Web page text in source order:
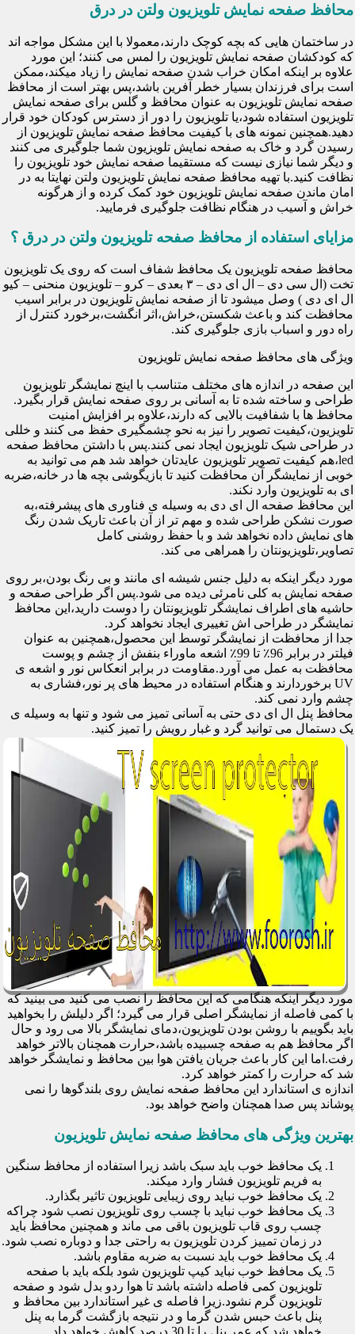
محافظ صفحه نمایش تلویزیون ولتن در درق
در ساختمان هایی که بچه کوچک دارند،معمولا با این مشکل مواجه اند
که کودکشان صفحه نمایش تلویزیون را لمس می کنند؛ این مورد
علاوه بر اینکه امکان خراب شدن صفحه نمایش را زیاد میکند،ممکن
است برای فرزندان بسیار خطر آفرین باشد،پس بهتر است از محافظ
صفحه نمایش تلویزیون به عنوان محافظ و گلس برای صفحه نمایش
تلویزیون استفاده شود،یا تلویزیون را دور از دسترس کودکان خود قرار
دهید.همچنین نمونه های با کیفیت محافظ صفحه نمایش تلویزیون از
رسیدن گرد و خاک به صفحه نمایش تلویزیون شما جلوگیری می کنند
و دیگر شما نیازی نیست که مستقیما صفحه نمایش خود تلویزیون را
نظافت کنید.با تهیه محافظ صفحه نمایش تلویزیون ولتن نهایتا به در
امان ماندن صفحه نمایش تلویزیون خود کمک کرده و از هرگونه
خراش و آسیب در هنگام نظافت جلوگیری فرمایید.
مزایای استفاده از محافظ صفحه تلویزیون ولتن در درق ؟
محافظ صفحه تلویزیون یک محافظ شفاف است که روی یک تلویزیون
تخت (ال سی دی – ال ای دی – ۳ بعدی – کرو – تلویزیون منحنی – کیو
ال ای دی ) وصل میشود تا از صفحه نمایش تلویزیون در برابر اسیب
محافظت کند و باعث شکستن،خراش،اثر انگشت،برخورد کنترل از
راه دور و اسباب بازی جلوگیری کند.
ویژگی های محافظ صفحه نمایش تلویزیون
این صفحه در اندازه های مختلف متناسب با اینچ نمایشگر تلویزیون
طراحی و ساخته شده تا به آسانی بر روی صفحه نمایش قرار بگیرد.
محافظ ها با شفافیت بالایی که دارند،علاوه بر افزایش امنیت
تلویزیون،کیفیت تصویر را نیز به نحو چشمگیری حفظ می کنند و خللی
در طراحی شیک تلویزیون ایجاد نمی کنند.پس با داشتن محافظ صفحه
led،هم کیفیت تصویر تلویزیون عایدتان خواهد شد هم می توانید به
خوبی از نمایشگر آن محافظت کنید تا بازیگوشی بچه ها در خانه،ضربه
ای به تلویزیون وارد نکند.
این محافظ صفحه ال ای دی به وسیله ی فناوری های پیشرفته،به
صورت نشکن طراحی شده و مهم تر از آن باعث تاریک شدن رنگ
های نمایش داده نخواهد شد و با حفظ روشنی کامل
تصاویر،تلویزیونتان را همراهی می کند.
مورد دیگر اینکه به دلیل جنس شیشه ای مانند و بی رنگ بودن،بر روی
صفحه نمایش به کلی نامرئی دیده می شود.پس اگر طراحی صفحه و
حاشیه های اطراف نمایشگر تلویزیونتان را دوست دارید،این محافظ
نمایشگر در طراحی اش تغییری ایجاد نخواهد کرد.
جدا از محافظت از نمایشگر توسط این محصول،همچنین به عنوان
فیلتر در برابر 96٪ تا 99٪ اشعه ماوراء بنفش از چشم و پوست
محافظت به عمل می آورد.مقاومت در برابر انعکاس نور و اشعه ی
UV برخوردارند و هنگام استفاده در محیط های پر نور،فشاری به
چشم وارد نمی کند.
محافظ پنل ال ای دی حتی به آسانی تمیز می شود و تنها به وسیله ی
یک دستمال می توانید گرد و غبار رویش را تمیز کنید.
مورد دیگر اینکه هنگامی که این محافظ را نصب می کنید می بینید که
با کمی فاصله از نمایشگر اصلی قرار می گیرد؛ اگر دلیلش را بخواهید
باید بگوییم با روشن بودن تلویزیون،دمای نمایشگر بالا می رود و حال
اگر محافظ هم به صفحه چسبیده باشد،حرارت همچنان بالاتر خواهد
رفت.اما این کار باعث جریان یافتن هوا بین محافظ و نمایشگر خواهد
شد که حرارت را کمتر خواهد کرد.
اندازه ی استاندارد این محافظ صفحه نمایش روی بلندگوها را نمی
پوشاند پس صدا همچنان واضح خواهد بود.
بهترین ویژگی های محافظ صفحه نمایش تلویزیون
یک محافظ خوب باید سبک باشد زیرا استفاده از محافظ سنگین
به فریم تلویزیون فشار وارد میکند.
یک محافظ خوب نباید روی زیبایی تلویزیون تاثیر بگذارد.
یک محافظ خوب نباید با چسب روی تلویزیون نصب شود چراکه
چسب روی قاب تلویزیون باقی می ماند و همچنین محافظ باید
در زمان تمییز کردن تلویزیون به راحتی جدا و دوباره نصب شود.
یک محافظ خوب باید نسبت به ضربه مقاوم باشد.
یک محافظ خوب نباید کیپ تلویزیون شود بلکه باید با صفحه
تلویزیون کمی فاصله داشته باشد تا هوا ردو بدل شود و صفحه
تلویزیون گرم نشود.زیرا فاصله ی غیر استاندارد بین محافظ و
پنل باعث حبس شدن گرما و در نتیجه بازگشت گرما به پنل